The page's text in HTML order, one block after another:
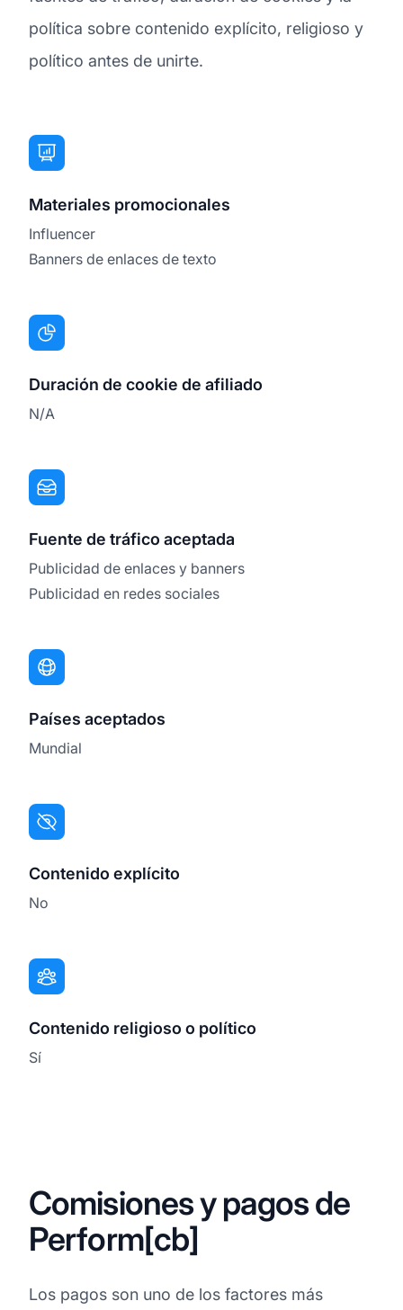
política sobre contenido explícito, religioso y
político antes de unirte.
Materiales promocionales
Influencer
Banners de enlaces de texto
Duración de cookie de afiliado
N/A
Fuente de tráfico aceptada
Publicidad de enlaces y banners
Publicidad en redes sociales
Países aceptados
Mundial
Contenido explícito
No
Contenido religioso o político
Sí
Comisiones y pagos de
Perform[cb]
Los pagos son uno de los factores más